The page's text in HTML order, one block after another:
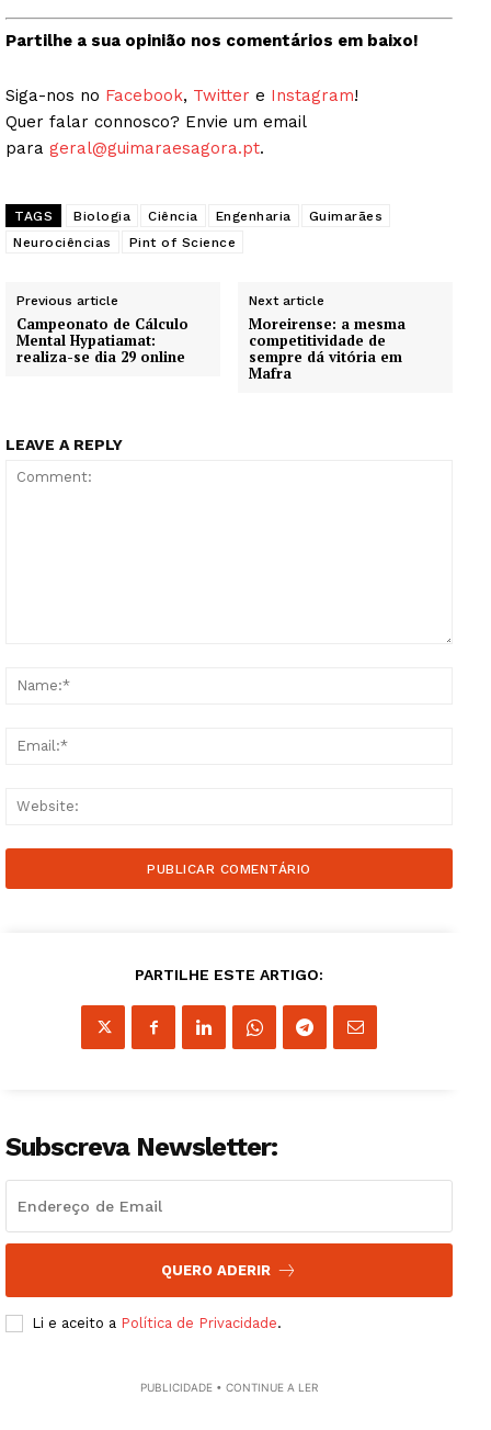
Guimarães, agora!
Partilhe a sua opinião nos comentários em baixo!
Siga-nos no Facebook, Twitter e Instagram!
Quer falar connosco? Envie um email
para geral@guimaraesagora.pt.
TAGS Biologia Ciência Engenharia
Guimarães
Neurociências
Pint of Science
Previous article
Campeonato de Cálculo
Mental Hypatiamat:
realiza-se dia 29 online
Next article
Moreirense: a mesma
competitividade de
sempre dá vitória em
Mafra
LEAVE A REPLY
PARTILHE ESTE ARTIGO:
Subscreva Newsletter:
QUERO ADERIR
Li e aceito a Política de Privacidade.
PUBLICIDADE • CONTINUE A LER